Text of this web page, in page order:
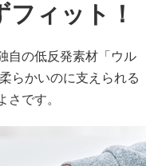
ィット！
自の低反発素材「ウル
らかいのに支えられる
さです。